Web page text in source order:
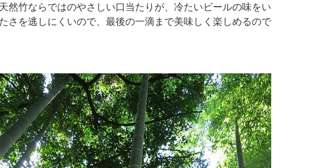
然竹ならではのやさしい口当たりが、冷たいビールの味をい
さを逃しにくいので、最後の一滴まで美味しく楽しめるので